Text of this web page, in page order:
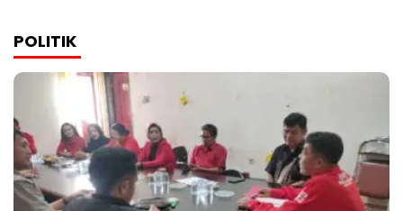
POLITIK